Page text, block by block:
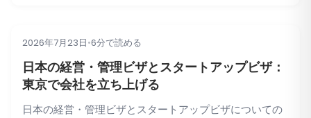
引っ越しガイド
2026年7月23日•6分で読める
日本の経営・管理ビザとスタートアップビザ：
東京で会社を立ち上げる
日本の経営・管理ビザとスタートアップビザについての